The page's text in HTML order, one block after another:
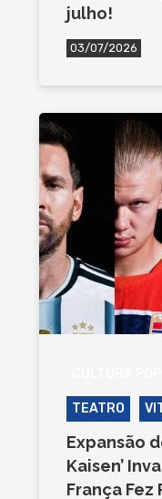
julho!
03/07/2026
TEATRO
Expansão
Kaisen’
França Fez